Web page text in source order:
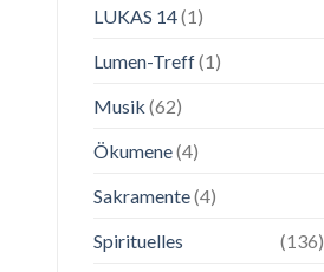
LUKAS 14(1)
Lumen-Treff(1)
Musik (62)
Ökumene(4)
Sakramente(4)
Spirituelles
(136)